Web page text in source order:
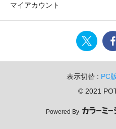
マイアカウント
表示切替 : PC
© 2021
Powered By